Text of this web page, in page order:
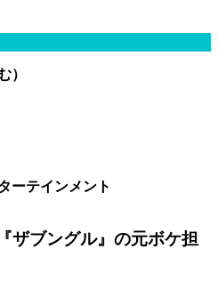
）
ーテインメント
ザブングル』の元ボケ担